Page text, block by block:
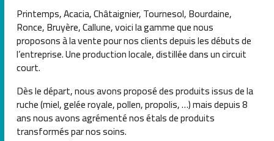
Printemps, Acacia, Châtaignier, Tournesol, Bourdaine,
Ronce, Bruyère, Callune, voici la gamme que nous
proposons à la vente pour nos clients depuis les débuts de
l’entreprise. Une production locale, distillée dans un circuit
court.
Dès le départ, nous avons proposé des produits issus de la
ruche (miel, gelée royale, pollen, propolis, …) mais depuis 8
ans nous avons agrémenté nos étals de produits
transformés par nos soins.